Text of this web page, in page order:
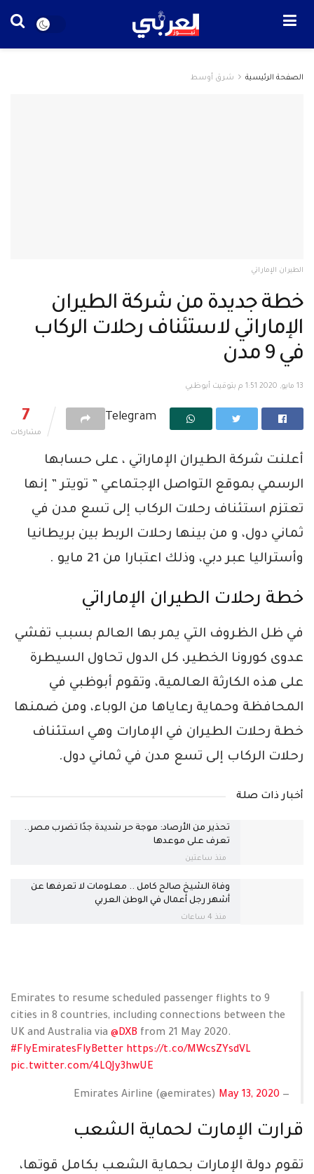
الصفحة الرئيسية شرق أوسط
الطيران الإماراتي
خطة جديدة من شركة الطيران
الإماراتي لاستئناف رحلات الركاب
في 9 مدن
13 مايو, 2020 1:51 م بتوقيت أبوظبي
7
مشاركات
Telegram
أعلنت شركة الطيران الإماراتي ، على حسابها
الرسمي بموقع التواصل الإجتماعي ” تويتر ” إنها
تعتزم استئناف رحلات الركاب إلى تسع مدن في
ثماني دول، و من بينها رحلات الربط بين بريطانيا
وأستراليا عبر دبي، وذلك اعتبارا من 21 مايو .
خطة رحلات الطيران الإماراتي
في ظل الظروف التي يمر بها العالم بسبب تفشي
عدوى كورونا الخطير، كل الدول تحاول السيطرة
على هذه الكارثة العالمية، وتقوم أبوظبي في
المحافظة وحماية رعاياها من الوباء، ومن ضمنها
خطة رحلات الطيران في الإمارات وهي استئناف
رحلات الركاب إلى تسع مدن في ثماني دول.
أخبار ذات صلة
تحذير من الأرصاد: موجة حر شديدة جدًا تضرب مصر..
تعرف على موعدها
منذ ساعتين
وفاة الشيخ صالح كامل .. معلومات لا تعرفها عن
أشهر رجل أعمال في الوطن العربي
منذ 4 ساعات
Emirates to resume scheduled passenger flights to 9
cities in 8 countries, including connections between the
UK and Australia via @DXB from 21 May 2020.
#FlyEmiratesFlyBetter https://t.co/MWcsZYsdVL
pic.twitter.com/4LQJy3hwUE
— Emirates Airline (@emirates)
May 13, 2020
قرارت الإمارت لحماية الشعب
تقوم دولة الإمارات بحماية الشعب بكامل قوتها،